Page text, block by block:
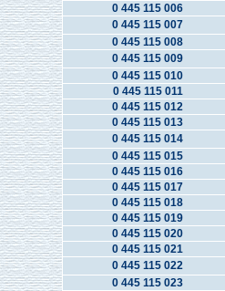
0 445 115 006
0 445 115 007
0 445 115 008
0 445 115 009
0 445 115 010
0 445 115 011
0 445 115 012
0 445 115 013
0 445 115 014
0 445 115 015
0 445 115 016
0 445 115 017
0 445 115 018
0 445 115 019
0 445 115 020
0 445 115 021
0 445 115 022
0 445 115 023